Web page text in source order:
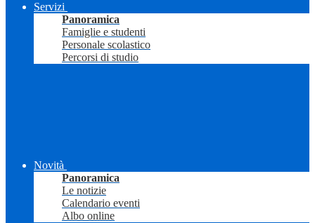
Servizi
Panoramica
Famiglie e studenti
Personale scolastico
Percorsi di studio
Novità
Panoramica
Le notizie
Calendario eventi
Albo online